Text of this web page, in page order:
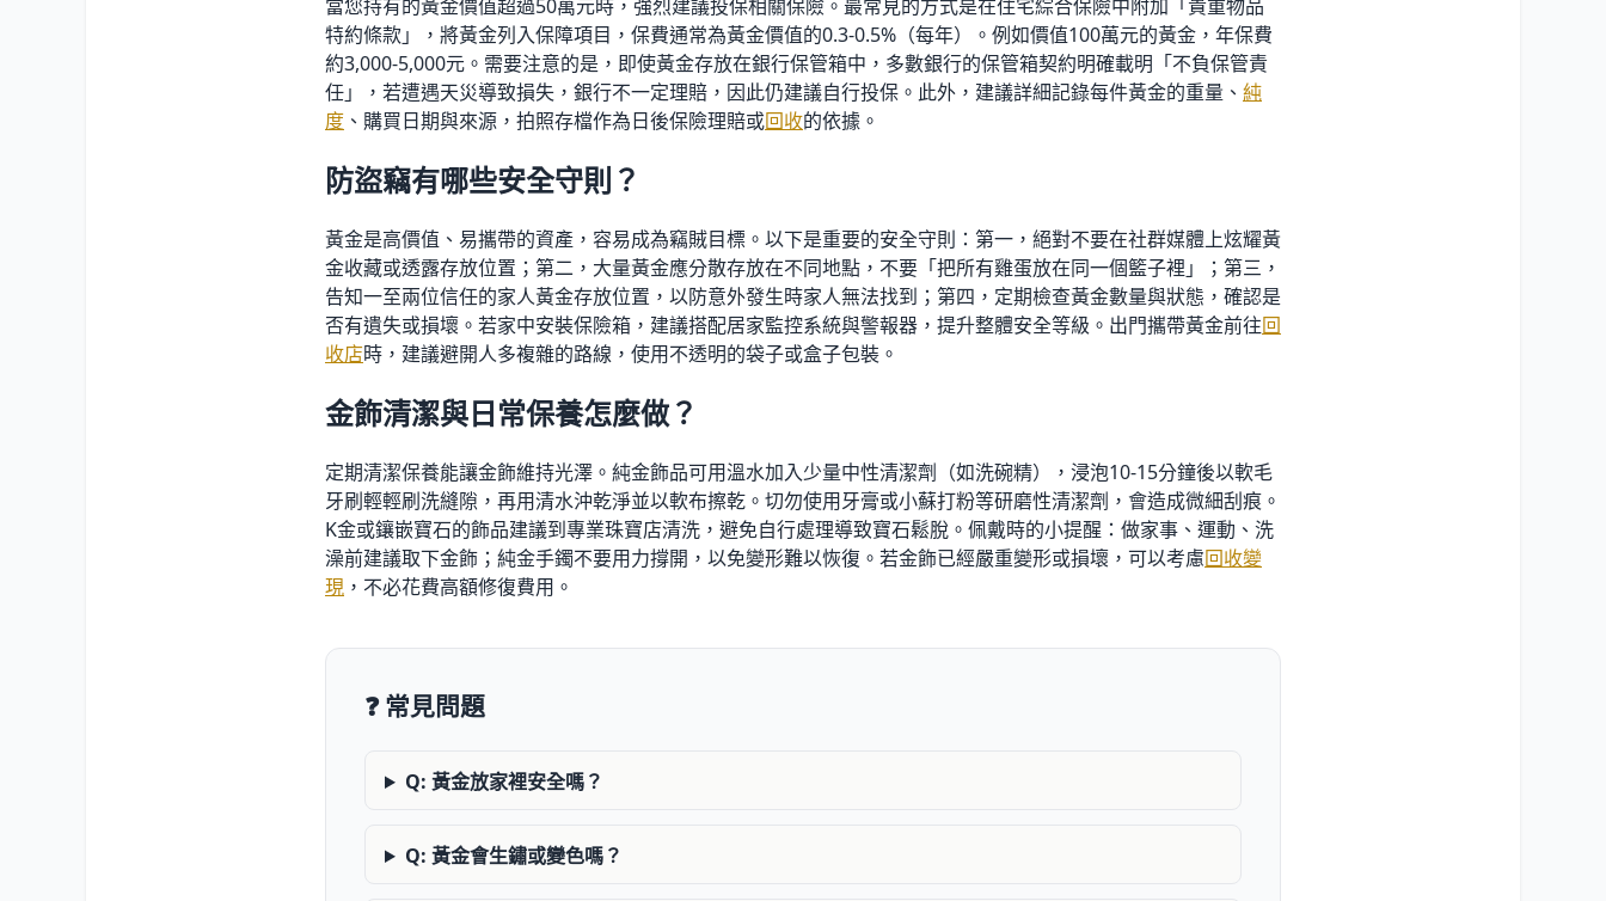
當您持有的黃金價值超過50萬元時，強烈建議投保相關保險。最常見的方式是在住宅綜合保險中附加「貴重物品
特約條款」，將黃金列入保障項目，保費通常為黃金價值的0.3-0.5% （每年）。例如價值100萬元的黃金，年保費
約3,000-5,000元。需要注意的是，即使黃金存放在銀行保管箱中，多數銀行的保管箱契約明確載明「不負保管責
任」，若遭遇天災導致損失，銀行不一定理賠，因此仍建議自行投保。此外，建議詳細記錄每件黃金的重量、 純
度 、購買日期與來源，拍照存檔作為日後保險理賠或回收的依據。
防盜竊有哪些安全守則？
黃金是高價值、易攜帶的資產，容易成為竊賊目標。以下是重要的安全守則：第一，絕對不要在社群媒體上炫耀黃
金收藏或透露存放位置；第二，大量黃金應分散存放在不同地點，不要「把所有雞蛋放在同一個籃子裡」；第三，
告知一至兩位信任的家人黃金存放位置，以防意外發生時家人無法找到；第四，定期檢查黃金數量與狀態，確認是
否有遺失或損壞。若家中安裝保險箱，建議搭配居家監控系統與警報器，提升整體安全等級。出門攜帶黃金前往回
收店時，建議避開人多複雜的路線，使用不透明的袋子或盒子包裝。
金飾清潔與日常保養怎麼做？
定期清潔保養能讓金飾維持光澤。純金飾品可用溫水加入少量中性清潔劑（如洗碗精），浸泡10-15分鐘後以軟毛
牙刷輕輕刷洗縫隙，再用清水沖乾淨並以軟布擦乾。切勿使用牙膏或小蘇打粉等研磨性清潔劑，會造成微細刮痕。
K金或鑲嵌寶石的飾品建議到專業珠寶店清洗，避免自行處理導致寶石鬆脫。佩戴時的小提醒：做家事、運動、洗
澡前建議取下金飾；純金手鐲不要用力撐開，以免變形難以恢復。若金飾已經嚴重變形或損壞，可以考慮回收變
現 ，不必花費高額修復費用。
❓ 常見問題
Q: 黃金放家裡安全嗎？
Q: 黃金會生鏽或變色嗎？